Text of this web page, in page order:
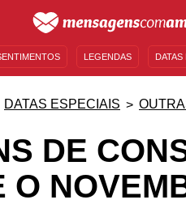
LEGENDAS DATAS
DATAS ESPECIAIS
DE
O